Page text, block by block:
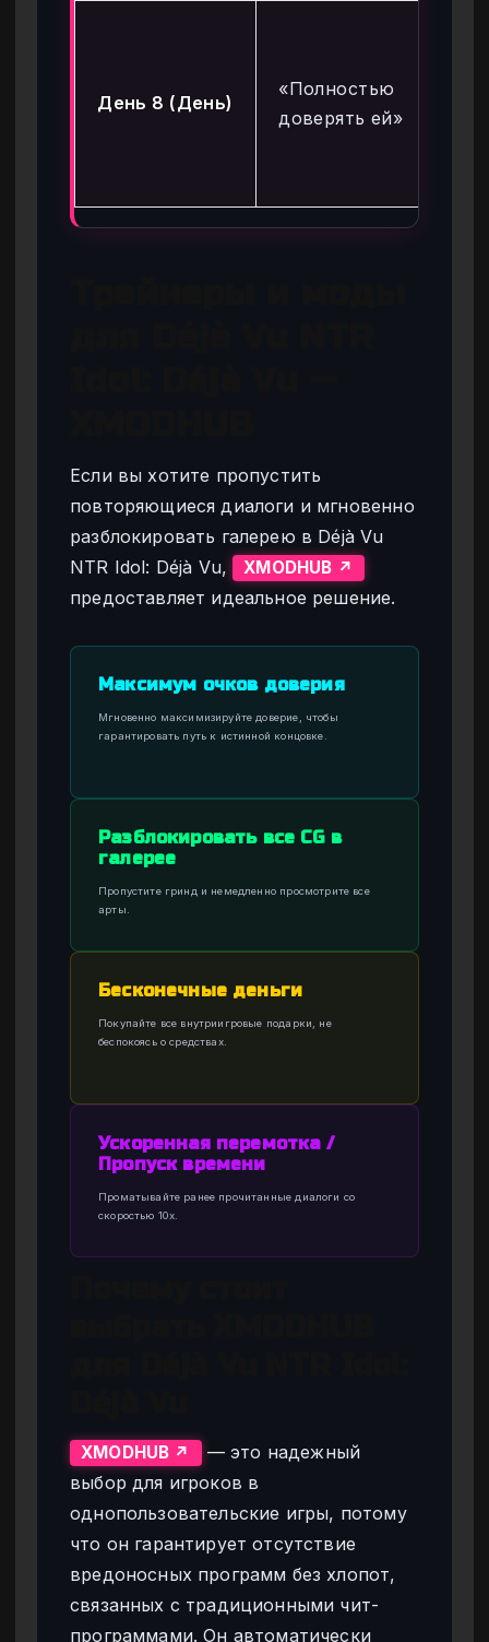
День 8 (День)
«Полностью
доверять ей»
Если вы хотите пропустить
повторяющиеся диалоги и мгновенно
разблокировать галерею в Déjà Vu
NTR Idol: Déjà Vu,
XMODHUB ↗
предоставляет идеальное решение.
Максимум очков доверия
Мгновенно максимизируйте доверие, чтобы
гарантировать путь к истинной концовке.
Разблокировать все CG в
галерее
Пропустите гринд и немедленно просмотрите все
арты.
Бесконечные деньги
Покупайте все внутриигровые подарки, не
беспокоясь о средствах.
Ускоренная перемотка /
Пропуск времени
Проматывайте ранее прочитанные диалоги со
скоростью 10x.
XMODHUB ↗
— это надежный
выбор для игроков в
однопользовательские игры, потому
что он гарантирует отсутствие
вредоносных программ без хлопот,
связанных с традиционными чит-
программами. Он автоматически